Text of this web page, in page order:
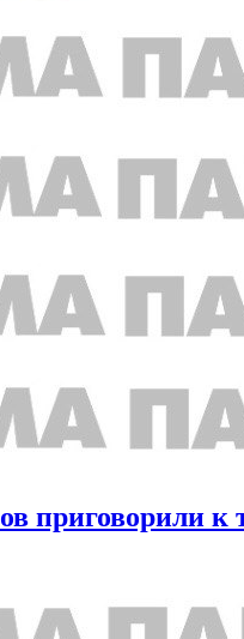
приговорили